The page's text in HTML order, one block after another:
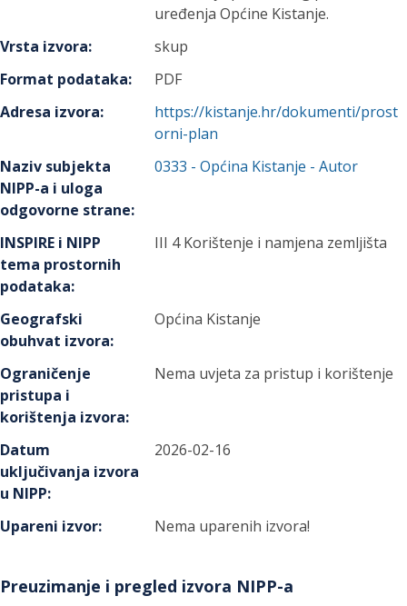
uređenja Općine Kistanje.
Vrsta izvora:
skup
Format podataka:
PDF
Adresa izvora:
https://kistanje.hr/dokumenti/prost
orni-plan
Naziv subjekta
NIPP-a i uloga
odgovorne strane:
0333 -Općina Kistanje - Autor
INSPIRE i NIPP
tema prostornih
podataka:
III 4 Korištenje i namjena zemljišta
Geografski
obuhvat izvora:
Općina Kistanje
Ograničenje
pristupa i
korištenja izvora:
Nema uvjeta za pristup i korištenje
Datum
uključivanja izvora
u NIPP:
2026-02-16
Upareni izvor: Nema uparenih izvora!
Preuzimanje i pregled izvora NIPP-a